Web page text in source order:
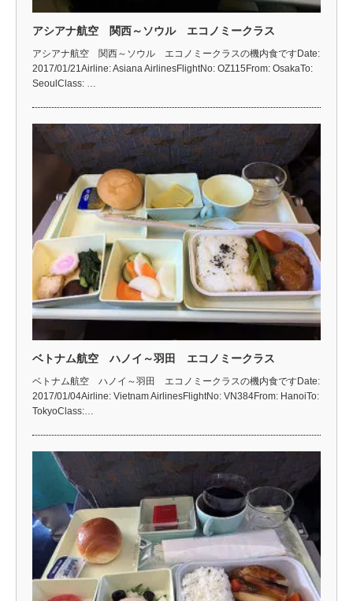
アシアナ航空 関西～ソウル エコノミークラス
アシアナ航空 関西～ソウル エコノミークラスの機内食ですDate:
2017/01/21Airline: Asiana AirlinesFlightNo: OZ115From: OsakaTo:
SeoulClass: …
ベトナム航空 ハノイ～羽田 エコノミークラス
ベトナム航空 ハノイ～羽田 エコノミークラスの機内食ですDate:
2017/01/04Airline: Vietnam AirlinesFlightNo: VN384From: HanoiTo:
TokyoClass:…